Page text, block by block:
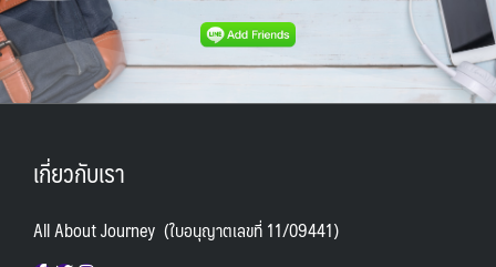
เกี่ยวกับเรา
All About Journey (ใบอนุญาตเลขที่ 11/09441)